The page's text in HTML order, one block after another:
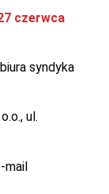
czerwca
syndyka
ul.
mail